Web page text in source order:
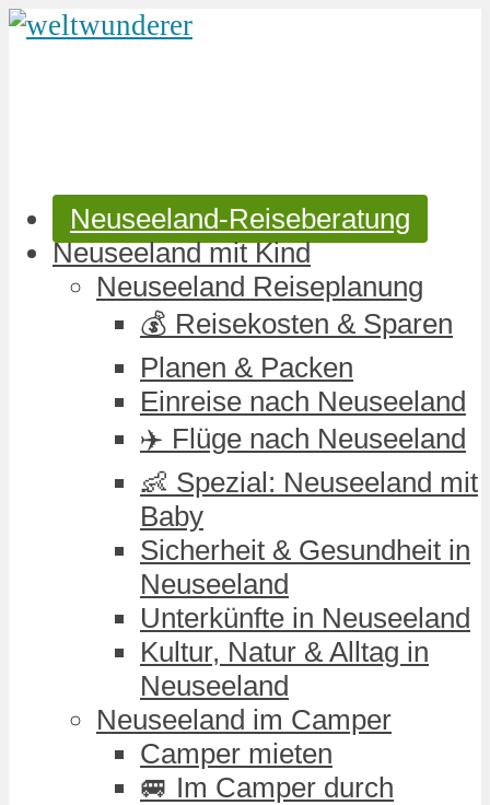
Neuseeland-Reiseberatung
Neuseeland mit Kind
Neuseeland Reiseplanung
💰 Reisekosten & Sparen
Planen & Packen
Einreise nach Neuseeland
✈️ Flüge nach Neuseeland
👶 Spezial: Neuseeland mit
Baby
Sicherheit & Gesundheit in
Neuseeland
Unterkünfte in Neuseeland
Kultur, Natur & Alltag in
Neuseeland
Neuseeland im Camper
Camper mieten
🚐 Im Camper durch